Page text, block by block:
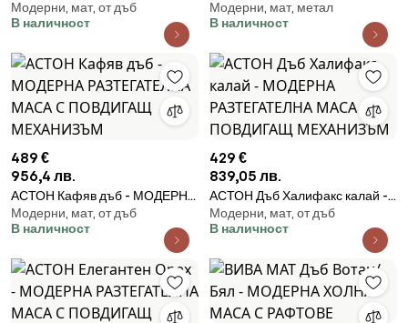
- МОДЕРНА РАЗТЕГАТЕЛНА
МАСА ДО 200 cм!
Модерни, мат, от дъб
В наличност
МОДЕРНА РАЗТЕГАТЕЛНА
МАСА С ПОВДИГАЩ
Модерни, мат, метал
В наличност
489 €
956,4 лв.
АСТОН Кафяв дъб - МОДЕРНА
РАЗТЕГАТЕЛНА МАСА С
ПОВДИГАЩ МЕХАНИЗЪМ
Модерни, мат, от дъб
В наличност
429 €
839,05 лв.
АСТОН Дъб Халифакс калай -
МОДЕРНА РАЗТЕГАТЕЛНА
МАСА С ПОВДИГАЩ
Модерни, мат, от дъб
В наличност